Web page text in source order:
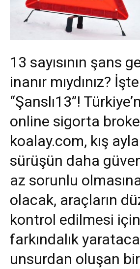
13 sayısının şans
inanır mıydınız? İşte
“Şanslı13”!
online sigorta
koalay.com, kış
sürüşün daha
az sorunlu
olacak, araçların
kontrol edilmesi için
farkındalık
unsurdan oluşan